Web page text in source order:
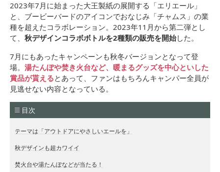
2023年7月に始まった大王製紙の展開する「エリエール」
と、ブービーバードのアイコンでおなじみ「チャムス」の業
種を超えたコラボレーション。2023年11月から第二弾とし
て、 秋デザインコラボボトルを2種類の販売を開始した。
7月にもあったキャンペーンも秋冬バージョンとなって登
場。 湯たんぽや焚き火台など、暖まるグッズを中心といした
賞品が貰えるとあって、ファンはもちろんキャンパー全員が
見逃せない内容となっている。
目次
テーマは「アウトドアにやさしいエールを」
秋デザインも超カワイイ
焚火台や湯たんぽなどが当たる！